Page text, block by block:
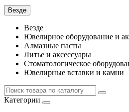
Везде
Везде
Ювелирное оборудование и
Алмазные пасты
Литье и аксессуары
Стоматологическое
Ювелирные вставки и камни
Категории